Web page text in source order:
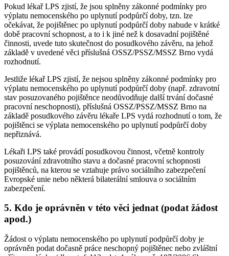
Pokud lékař LPS zjistí, že jsou splněny zákonné podmínky pro
výplatu nemocenského po uplynutí podpůrčí doby, tzn. lze
očekávat, že pojištěnec po uplynutí podpůrčí doby nabude v krátké
době pracovní schopnost, a to i k jiné než k dosavadní pojištěné
činnosti, uvede tuto skutečnost do posudkového závěru, na jehož
základě v uvedené věci příslušná OSSZ/PSSZ/MSSZ Brno vydá
rozhodnutí.
Jestliže lékař LPS zjistí, že nejsou splněny zákonné podmínky pro
výplatu nemocenského po uplynutí podpůrčí doby (např. zdravotní
stav posuzovaného pojištěnce neodůvodňuje další trvání dočasné
pracovní neschopnosti), příslušná OSSZ/PSSZ/MSSZ Brno na
základě posudkového závěru lékaře LPS vydá rozhodnutí o tom, že
pojištěnci se výplata nemocenského po uplynutí podpůrčí doby
nepřiznává.
Lékaři LPS také provádí posudkovou činnost, včetně kontroly
posuzování zdravotního stavu a dočasné pracovní schopnosti
pojištěnců, na kterou se vztahuje právo sociálního zabezpečení
Evropské unie nebo některá bilaterální smlouva o sociálním
zabezpečení.
5. Kdo je oprávněn v této věci jednat (podat žádost
apod.)
Žádost o výplatu nemocenského po uplynutí podpůrčí doby je
oprávněn podat dočasně práce neschopný pojištěnec nebo zvláštní